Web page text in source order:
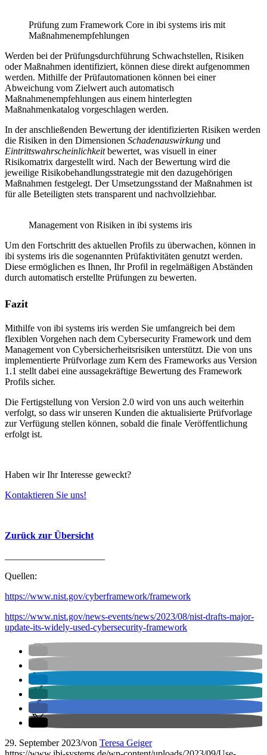
Prüfung zum Framework Core in ibi systems iris mit
Maßnahmenempfehlungen
Werden bei der Prüfungsdurchführung Schwachstellen, Risiken
oder Maßnahmen identifiziert, können diese direkt aufgenommen
werden. Mithilfe der Prüfautomationen können bei einer
Abweichung vom Zielwert auch automatisch
Maßnahmenempfehlungen aus einem hinterlegten
Maßnahmenkatalog vorgeschlagen werden.
In der anschließenden Bewertung der identifizierten Risiken werden
die Risiken in den Dimensionen Schadenauswirkung und
Eintrittswahrscheinlichkeitbewertet, was visuell in einer
Risikomatrix dargestellt wird. Nach der Bewertung wird die
jeweilige Risikobehandlungsstrategie mit den dazugehörigen
Maßnahmen festgelegt. Der Umsetzungsstand der Maßnahmen ist
für alle Beteiligten stets transparent und nachvollziehbar.
Management von Risiken in ibi systems iris
Um den Fortschritt des aktuellen Profils zu überwachen, können in
ibi systems iris die sogenannten Prüfaktivitäten genutzt werden.
Diese ermöglichen es Ihnen, Ihr Profil in regelmäßigen Abständen
durch automatisch erstellte Prüfungen zu bewerten.
Fazit
Mithilfe von ibi systems iris werden Sie umfangreich bei dem
flexiblen Vorgehen nach dem Cybersecurity Framework und dem
Management von Cybersicherheitsrisiken unterstützt. Die von uns
implementierte Prüfvorlage zum Kern des Frameworks aus Version
1.1 stellt dabei eine aussagekräftige Bewertung des Framework
Profils sicher.
Die Fertigstellung von Version 2.0 wird von uns auch weiterhin
verfolgt, so dass wir unseren Kunden die aktualisierte Prüfvorlage
zur Verfügung stellen können, sobald die finale Veröffentlichung
erfolgt ist.
Haben wir Ihr Interesse geweckt?
Kontaktieren Sie uns!
Zurück zur Übersicht
Quellen:
https://www.nist.gov/cyberframework/framework
https://www.nist.gov/news-events/news/2023/08/nist-drafts-major-
update-its-widely-used-cybersecurity-framework
29. September 2023/von Teresa Geiger